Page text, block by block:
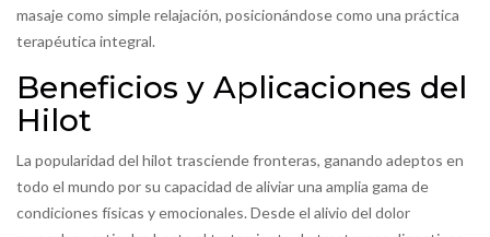
masaje como simple relajación, posicionándose como una práctica
terapéutica integral.
Beneficios y Aplicaciones del
Hilot
La popularidad del hilot trasciende fronteras, ganando adeptos en
todo el mundo por su capacidad de aliviar una amplia gama de
condiciones físicas y emocionales. Desde el alivio del dolor